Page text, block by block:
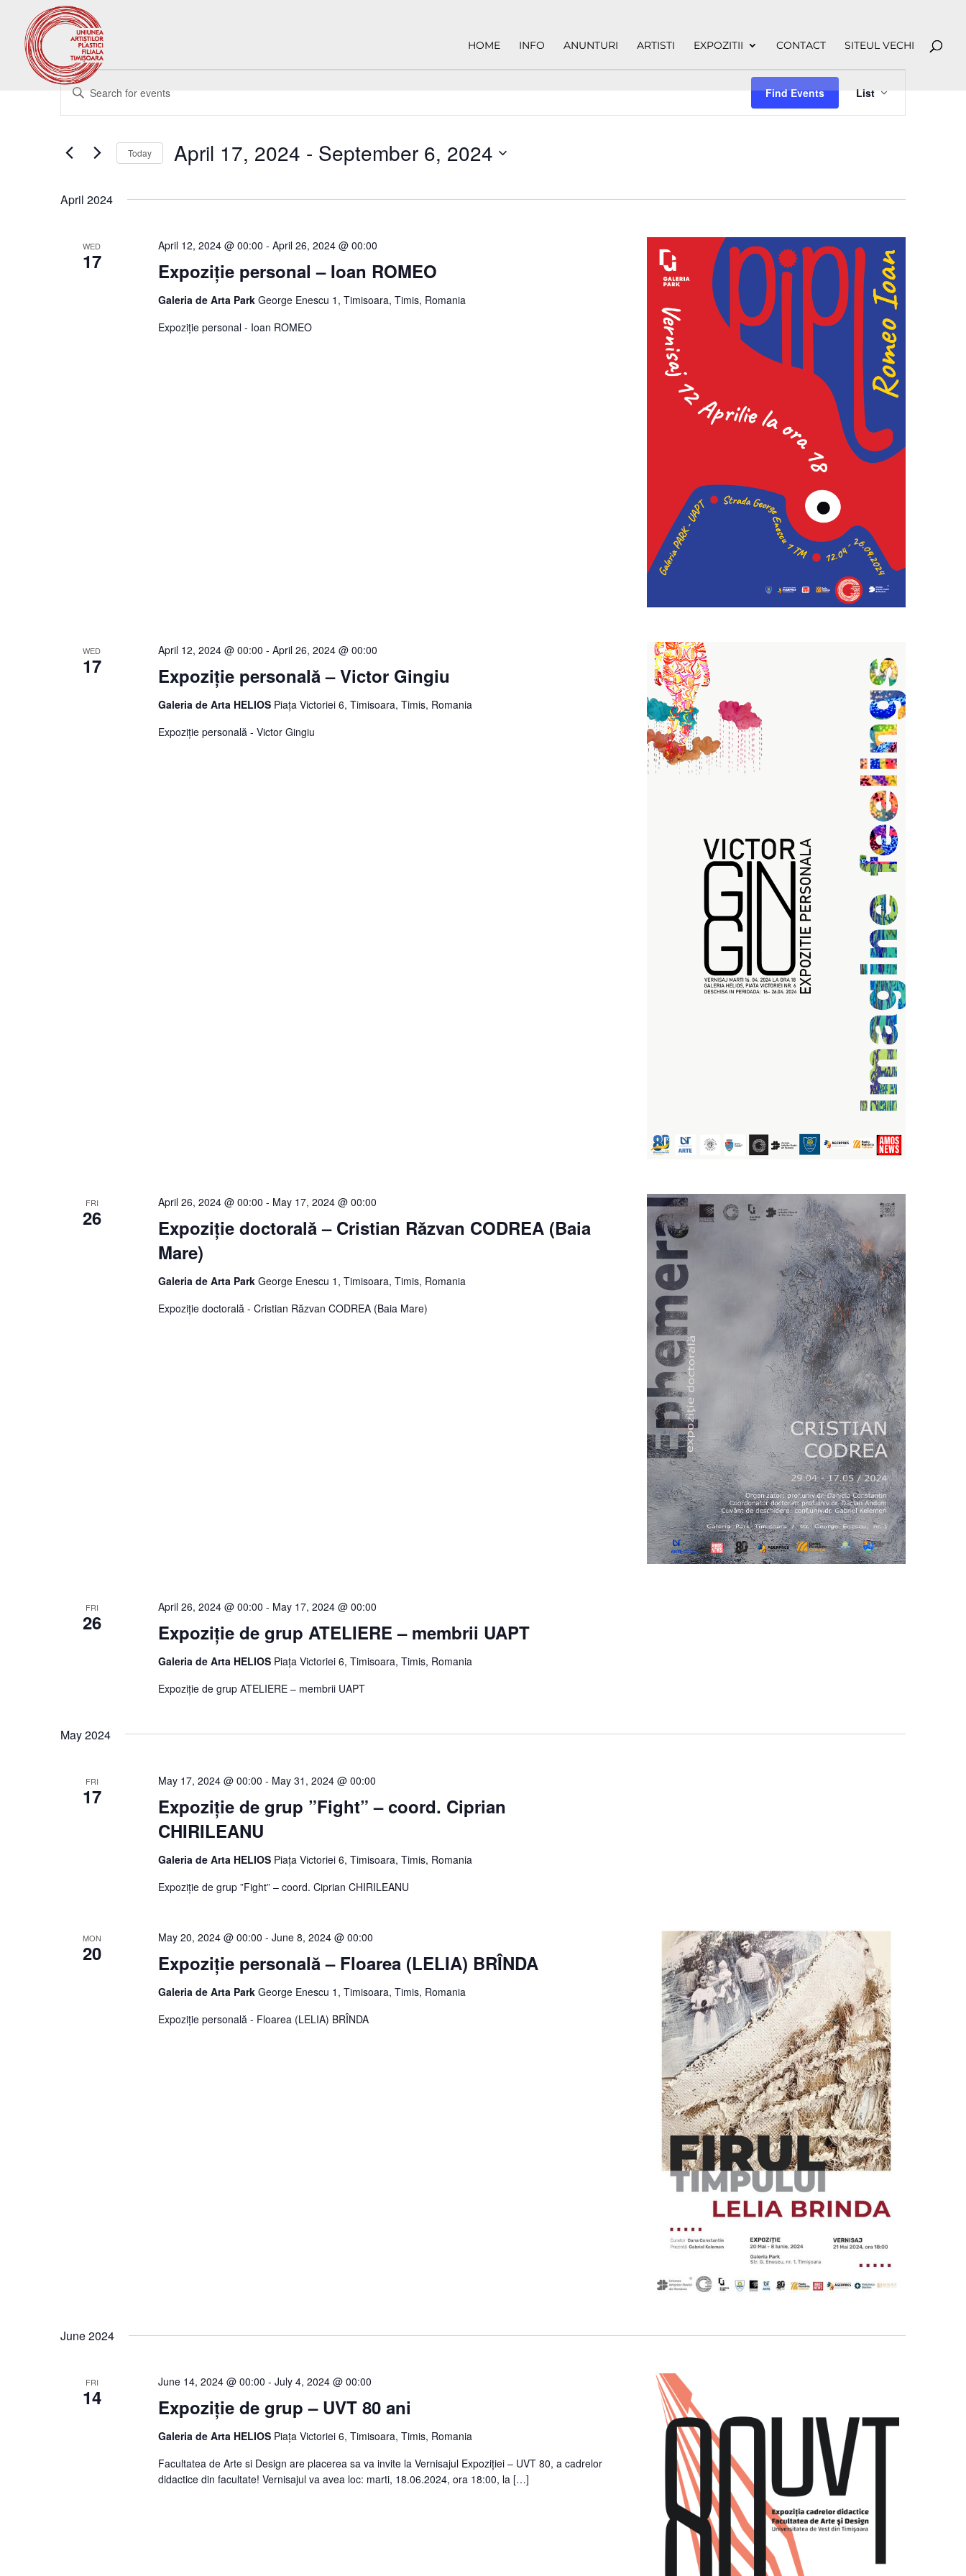
HOME INFO ANUNTURI ARTISTI EXPOZITII CONTACT SITEUL VECHI
Events
Events
Search
and
Navigation
Enter
Keyword.
Search
Events
Find Events Views
Navigation
List
Today April 17, 2024 - September 6, 2024
April 2024
WED
17 Expoziție personal – Ioan ROMEO
April 12, 2024 @ 00:00 - April 26, 2024 @ 00:00
Galeria de Arta Park George Enescu 1, Timisoara, Timis, Romania
Expoziție personal - Ioan ROMEO
WED
17 Expoziție personală – Victor Gingiu
April 12, 2024 @ 00:00 - April 26, 2024 @ 00:00
Galeria de Arta HELIOS Piața Victoriei 6, Timisoara, Timis, Romania
Expoziție personală - Victor Gingiu
FRI
26
Expoziție doctorală – Cristian Răzvan CODREA (Baia
Mare)
April 26, 2024 @ 00:00 - May 17, 2024 @ 00:00
Galeria de Arta Park George Enescu 1, Timisoara, Timis, Romania
Expoziție doctorală - Cristian Răzvan CODREA (Baia Mare)
FRI
26 Expoziție de grup ATELIERE – membrii UAPT
April 26, 2024 @ 00:00 - May 17, 2024 @ 00:00
Galeria de Arta HELIOS Piața Victoriei 6, Timisoara, Timis, Romania
Expoziție de grup ATELIERE – membrii UAPT
May 2024
FRI
17
Expoziție de grup ”Fight” – coord. Ciprian
CHIRILEANU
May 17, 2024 @ 00:00 - May 31, 2024 @ 00:00
Galeria de Arta HELIOS Piața Victoriei 6, Timisoara, Timis, Romania
Expoziție de grup ”Fight” – coord. Ciprian CHIRILEANU
MON
20 Expoziție personală – Floarea (LELIA) BRÎNDA
May 20, 2024 @ 00:00 - June 8, 2024 @ 00:00
Galeria de Arta Park George Enescu 1, Timisoara, Timis, Romania
Expoziție personală - Floarea (LELIA) BRÎNDA
June 2024
FRI
14 Expoziție de grup – UVT 80 ani
June 14, 2024 @ 00:00 - July 4, 2024 @ 00:00
Galeria de Arta HELIOS Piața Victoriei 6, Timisoara, Timis, Romania
Facultatea de Arte si Design are placerea sa va invite la Vernisajul Expoziției – UVT 80, a cadrelor
didactice din facultate! Vernisajul va avea loc: marti, 18.06.2024, ora 18:00, la […]